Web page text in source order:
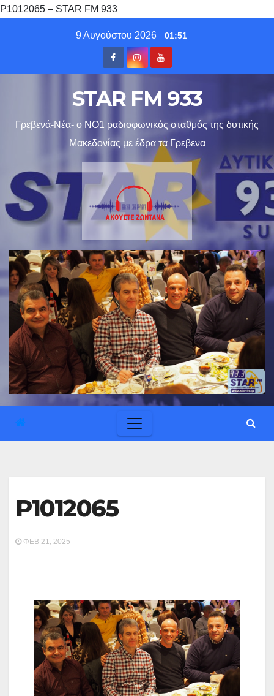
P1012065 – STAR FM 933
9 Αυγούστου 2026 01:51
STAR FM 933
Γρεβενά-Νέα- ο ΝΟ1 ραδιοφωνικός σταθμός της δυτικής
Μακεδονίας με έδρα τα Γρεβενα
P1012065
ΦΕΒ 21, 2025